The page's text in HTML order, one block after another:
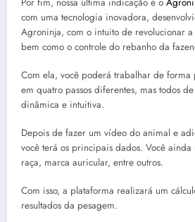
com uma tecnologia inovadora,
Agroninja, com o intuito de revolucionar
bem como o controle do rebanho da
Com ela, você poderá trabalhar de forma
em quatro passos diferentes, mas todos
dinâmica e intuitiva.
Depois de fazer um vídeo do animal e
você terá os principais dados. Você
raça, marca auricular, entre outros.
Com isso, a plataforma realizará um
resultados da pesagem.